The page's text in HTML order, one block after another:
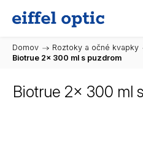
Domov / Roztoky a očné kvapky
Biotrue 2x 300 ml s puzdrom
Biotrue 2x 300 ml